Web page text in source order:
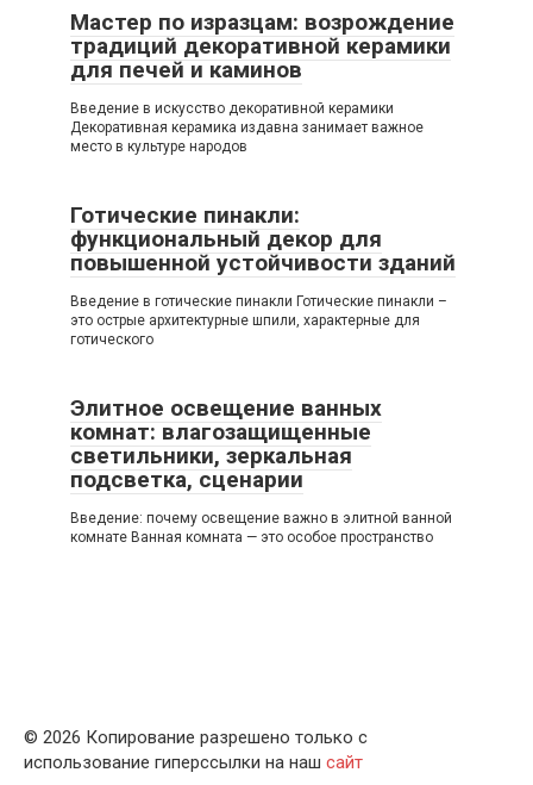
Мастер по изразцам: возрождение
традиций декоративной керамики
для печей и каминов
Введение в искусство декоративной керамики
Декоративная керамика издавна занимает важное
место в культуре народов
Готические пинакли:
функциональный декор для
повышенной устойчивости зданий
Введение в готические пинакли Готические пинакли –
это острые архитектурные шпили, характерные для
готического
Элитное освещение ванных
комнат: влагозащищенные
светильники, зеркальная
подсветка, сценарии
Введение: почему освещение важно в элитной ванной
комнате Ванная комната — это особое пространство
© 2026 Копирование разрешено только с
использование гиперссылки на наш сайт